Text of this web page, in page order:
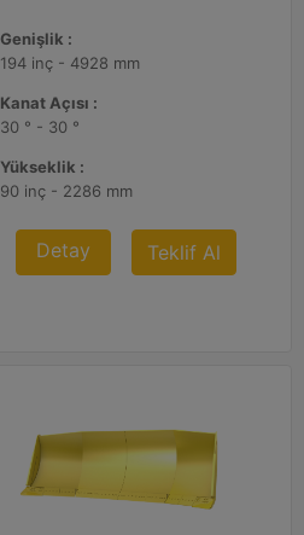
Genişlik :
194 inç - 4928 mm
Kanat Açısı :
30 ° - 30 °
Yükseklik :
90 inç - 2286 mm
Detay Teklif Al